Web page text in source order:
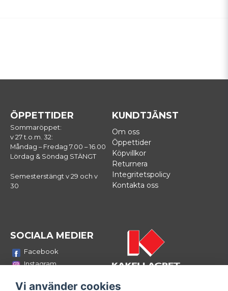
ÖPPETTIDER
Sommaröppet:
v 27 t.o.m. 32:
Måndag – Fredag 7.00 – 16.00
Lördag & Söndag STÄNGT
Semesterstängt v 29 och v
30
KUNDTJÄNST
Om oss
Öppettider
Köpvillkor
Returnera
Integritetspolicy
Kontakta oss
SOCIALA MEDIER
Facebook
Instagram
LinkedIn
Vi använder cookies